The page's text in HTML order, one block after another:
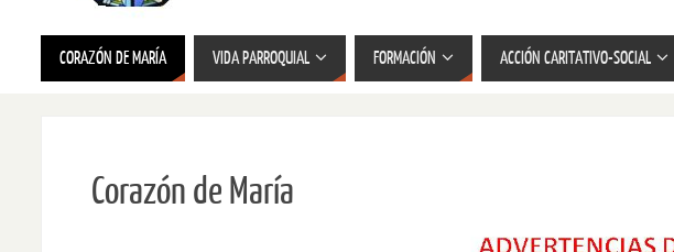
CORAZÓN DE MARÍA VIDA PARROQUIAL FORMACIÓN ACCIÓN CARITATIVO-SOCIAL
Corazón de María